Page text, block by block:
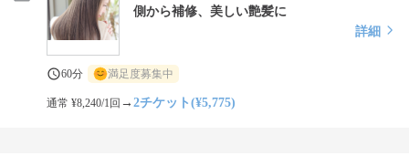
側から補修、美しい艶髪に
詳細
60分 満足度募集中
通常 ¥8,240/1回 →2チケット(¥5,775)